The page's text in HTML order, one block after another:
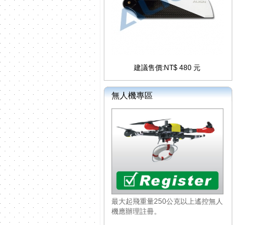
建議售價:NT$ 480 元
無人機專區
最大起飛重量250公克以上遙控無人
機應辦理註冊。